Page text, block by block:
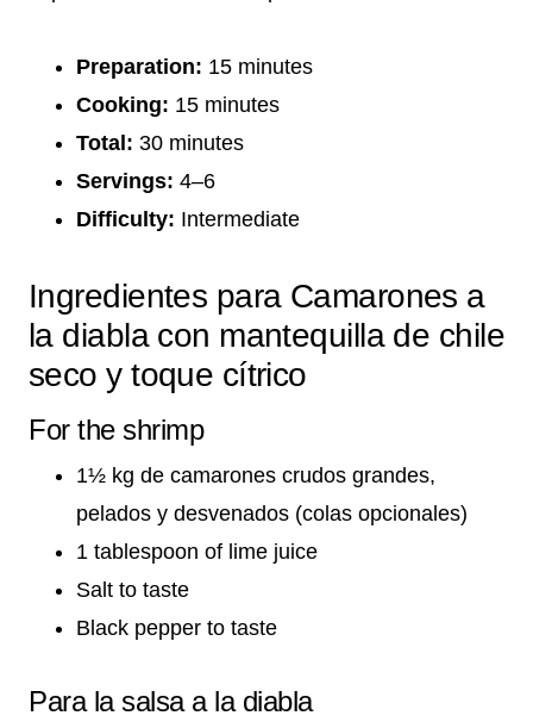
Preparation: 15 minutes
Cooking: 15 minutes
Total: 30 minutes
Servings: 4–6
Difficulty: Intermediate
Ingredientes para Camarones a
la diabla con mantequilla de chile
seco y toque cítrico
For the shrimp
1½ kg de camarones crudos grandes,
pelados y desvenados (colas opcionales)
1 tablespoon of lime juice
Salt to taste
Black pepper to taste
Para la salsa a la diabla